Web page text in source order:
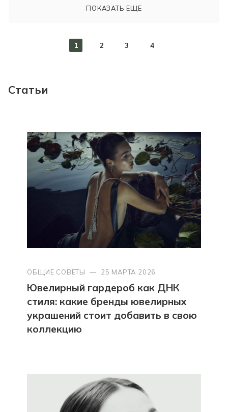
ПОКАЗАТЬ ЕЩЕ
1 2 3 4
Статьи
ОБЩИЕ СОВЕТЫ — 25 МАРТА 2026
Ювелирный гардероб как ДНК
стиля: какие бренды ювелирных
украшений стоит добавить в свою
коллекцию